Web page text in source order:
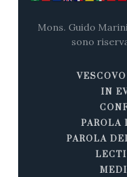
Mons. Guido
sono
IN
PAROLA
PAROLA